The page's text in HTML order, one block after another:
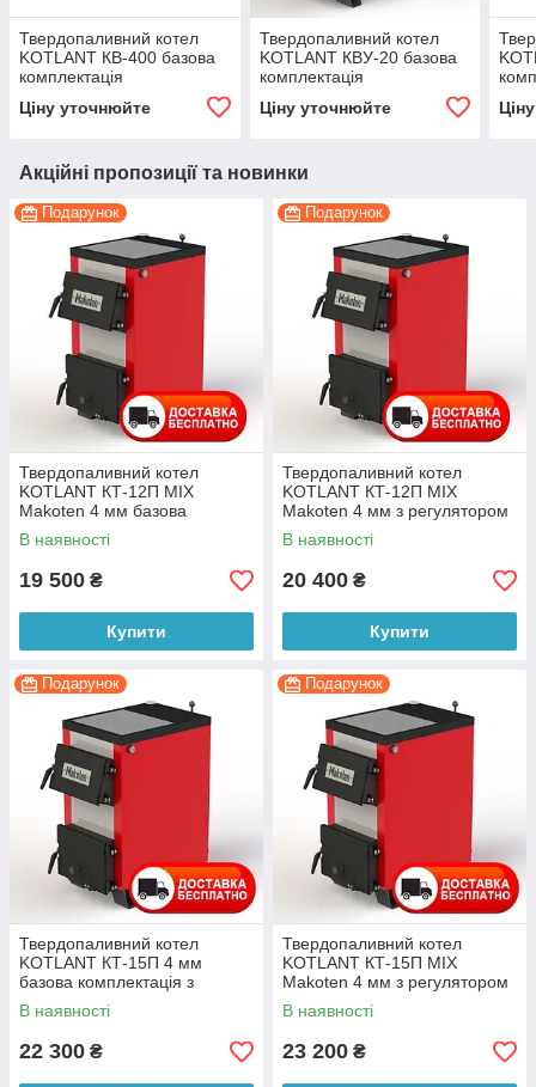
Твердопаливний котел
KOTLANT КВ-400 базова
комплектація
Ціну уточнюйте
Твердопаливний котел
KOTLANT КВУ-20 базова
комплектація
Ціну уточнюйте
Акційні пропозиції та новинки
Подарунок
Твердопаливний котел
KOTLANT КТ-12П MIX
Makoten 4 мм базова
комплектація з плитою
В наявності
19 500 ₴
Купити
Подарунок
Твердопаливний котел
KOTLANT КТ-12П MIX
Makoten 4 мм з регулятором
тяги з плитою
В наявності
20 400 ₴
Купити
Подарунок
Твердопаливний котел
KOTLANT КТ-15П 4 мм
базова комплектація з
плитою
В наявності
22 300 ₴
Подарунок
Твердопаливний котел
KOTLANT КТ-15П MIX
Makoten 4 мм з регулятором
тяги з плитою
В наявності
23 200 ₴